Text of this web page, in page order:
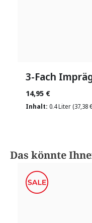
3-Fach
Inhalt: 0.4 Liter (37,38
14,95 €
Produktgalerie
Das könnte